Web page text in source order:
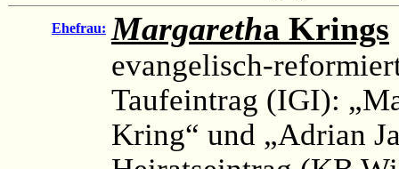
Ehefrau: Margaretha Krings
evangelisch-
Taufeintrag (IGI):
Kring“ und „Adrian